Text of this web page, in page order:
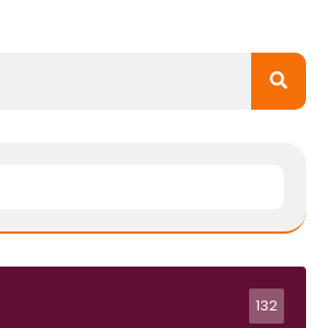
132